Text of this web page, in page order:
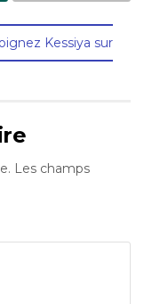
Kessiya sur
Les champs